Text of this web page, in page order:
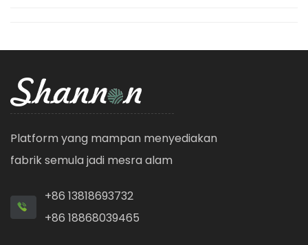
Platform yang mampan menyediakan
fabrik semula jadi mesra alam
+86 13818693732
+86 18868039465